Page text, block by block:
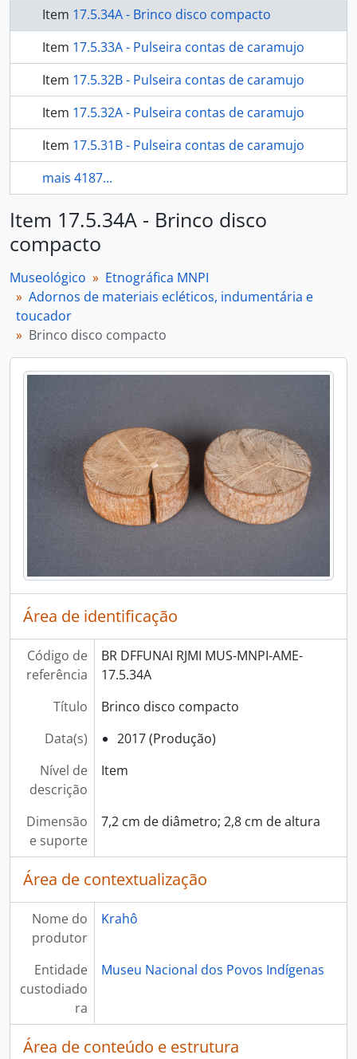
Item 17.5.34A - Brinco disco compacto
Item 17.5.33A - Pulseira contas de caramujo
Item 17.5.32B - Pulseira contas de caramujo
Item 17.5.32A - Pulseira contas de caramujo
Item 17.5.31B - Pulseira contas de caramujo
mais 4187...
Item 17.5.34A - Brinco disco
compacto
Museológico
Etnográfica MNPI
Adornos de materiais ecléticos, indumentária e
toucador
Brinco disco compacto
Área de identificação
Código de
referência
BR DFFUNAI RJMI MUS-MNPI-AME-
17.5.34A
Título
Brinco disco compacto
Data(s)
2017 (Produção)
Nível de
descrição
Item
Dimensão
e suporte
7,2 cm de diâmetro; 2,8 cm de altura
Área de contextualização
Nome do
produtor
Krahô
Entidade
custodiado
ra
Museu Nacional dos Povos Indígenas
Área de conteúdo e estrutura